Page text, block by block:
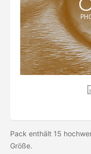
Pack enthält 15
Größe.